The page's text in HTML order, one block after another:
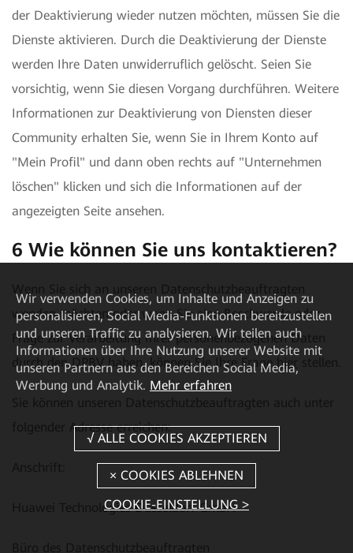
der Deaktivierung wieder nutzen möchten, müssen Sie die
Dienste aktivieren. Durch die Deaktivierung der Dienste
werden Ihre Daten unwiderruflich gelöscht. Seien Sie
vorsichtig, wenn Sie diesen Vorgang durchführen. Weitere
Informationen zur Deaktivierung von Diensten dieser
Community erhalten Sie, wenn Sie in Ihrem Konto auf
"Mein Profil" und dann oben rechts auf "Unternehmen
löschen" klicken und sich die Informationen auf der
angezeigten Seite ansehen.
6 Wie können Sie uns kontaktieren?
Wenn Sie sich an unseren Datenschutzbeauftragten
wenden möchten oder wenn Sie eine Beschwerde oder
Frage zur Verarbeitung Ihrer personenbezogenen Daten
durch den DPBV haben, können Sie Ihre Fragehier
folgender Adresse erreichen:
Huawei Technologies Düsseldorf GmbH
Wir verwenden Cookies, um Inhalte und Anzeigen zu
personalisieren, Social Media-Funktionen bereitzustellen
und unseren Traffic zu analysieren. Wir teilen auch
Informationen über Ihre Nutzung unserer Website mit
unseren Partnern aus den Bereichen Social Media,
Werbung und Analytik. Mehr erfahren
COOKIE-EINSTELLUNG >